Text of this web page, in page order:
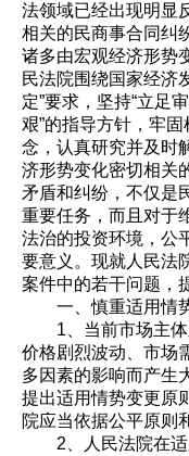
法领域已经出现明显
相关的民商事合同纠
诸多由宏观经济形势
民法院围绕国家经济
定”要求，坚持“立足
艰”的指导方针，牢
念，认真研究并及时
济形势变化密切相关
矛盾和纠纷，不仅是
重要任务，而且对于
法治的投资环境，公
要意义。现就人民法
案件中的若干问题，
一、慎重适用情势
1、当前市场主体
价格剧烈波动、市场
多因素的影响而产生
提出适用情势变更原
院应当依据公平原则
2、人民法院在适